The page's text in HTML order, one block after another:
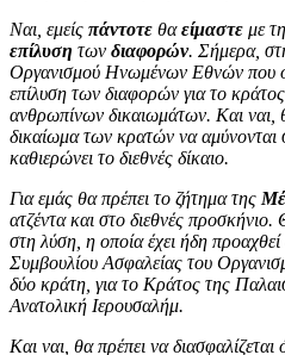
Ναι, εμείς πάντοτε θαείμαστε με
επίλυση των διαφορών. Σήμερα,
Οργανισμού Ηνωμένων Εθνών που
επίλυση των διαφορών για το
ανθρωπίνων δικαιωμάτων. Και ναι,
δικαίωμα των κρατών να αμύνονται
καθιερώνει το διεθνές δίκαιο.
Για εμάς θα πρέπει το ζήτημα της
ατζέντα και στο διεθνές
στη λύση, η οποία έχει ήδη
Συμβουλίου Ασφαλείας του
δύο κράτη, για το Κράτος της
Ανατολική Ιερουσαλήμ.
Και ναι, θα πρέπει να διασφαλίζεται